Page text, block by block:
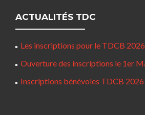
ACTUALITÉS TDC
Les inscriptions pour le TDCB
Ouverture des inscriptions le 1er
Inscriptions bénévoles TDCB 2026